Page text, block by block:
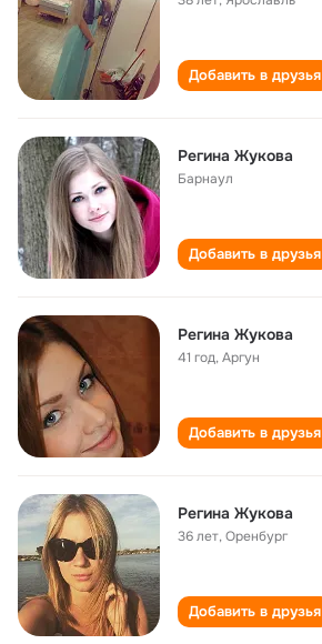
Добавить в друзья
Регина Жукова
Барнаул
Добавить в друзья
Регина Жукова
41 год,Аргун
Добавить в друзья
Регина Жукова
36 лет,Оренбург
Добавить в друзья